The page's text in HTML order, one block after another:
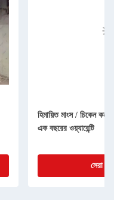
হিমায়িত মাংস / চিকেন
এক বছরের ওয়্যারেন্টি
সেরা